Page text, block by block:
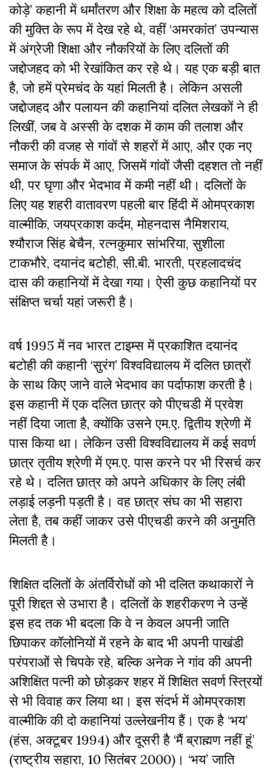
कोड़े’ कहानी में धर्मांतरण और शिक्षा के महत्व को दलितों
की मुक्ति के रूप में देख रहे थे, वहीं ‘अमरकांत’ उपन्यास
में अंग्रेजी शिक्षा और नौकरियों के लिए दलितों की
जद्दोजहद को भी रेखांकित कर रहे थे। यह एक बड़ी बात
है, जो हमें प्रेमचंद के यहां मिलती है। लेकिन असली
जद्दोजहद और पलायन की कहानियां दलित लेखकों ने ही
लिखीं, जब वे अस्सी के दशक में काम की तलाश और
नौकरी की वजह से गांवों से शहरों में आए, और एक नए
समाज के संपर्क में आए, जिसमें गांवों जैसी दहशत तो नहीं
थी, पर घृणा और भेदभाव में कमी नहीं थी। दलितों के
लिए यह शहरी वातावरण पहली बार हिंदी में ओमप्रकाश
वाल्मीकि, जयप्रकाश कर्दम, मोहनदास नैमिशराय,
श्यौराज सिंह बेचैन, रत्नकुमार सांभरिया, सुशीला
टाकभौरे, दयानंद बटोही, सी.बी. भारती, प्रहलादचंद
दास की कहानियों में देखा गया। ऐसी कुछ कहानियों पर
संक्षिप्त चर्चा यहां जरूरी है ।
वर्ष 1995 में नव भारत टाइम्स में प्रकाशित दयानंद
बटोही की कहानी ‘सुरंग’ विश्वविद्यालय में दलित छात्रों
के साथ किए जाने वाले भेदभाव का पर्दाफाश करती है ।
इस कहानी में एक दलित छात्र को पीएचडी में प्रवेश
नहीं दिया जाता है, क्योंकि उसने एम.ए. द्वितीय श्रेणी में
पास किया था। लेकिन उसी विश्वविद्यालय में कई सवर्ण
छात्र तृतीय श्रेणी में एम.ए. पास करने पर भीरिसर्च कर
रहे थे । दलित छात्र को अपने अधिकार के लिए लंबी
लड़ाई लड़नी पड़ती है। वह छात्र संघ का भी सहारा
लेता है, तब कहीं जाकर उसे पीएचडी करने की अनुमति
मिलती है।
शिक्षित दलितों के अंतर्विरोधों को भी दलित कथाकारों ने
पूरी शिद्दत से उभारा है। दलितों के शहरीकरण ने उन्हें
इस हद तक भी बदला कि वे न केवल अपनी जाति
छिपाकर कॉलोनियों में रहने के बाद भी अपनी पाखंडी
परंपराओं से चिपके रहे, बल्कि अनेक ने गांव की अपनी
अशिक्षित पत्नी को छोड़कर शहर में शिक्षित सवर्ण स्त्रियों
से भी विवाह कर लिया था। इस संदर्भ में ओमप्रकाश
वाल्मीकि की दो कहानियां उल्लेखनीय हैं। एक है ‘भय’
(हंस, अक्टूबर 1994) और दूसरी है ‘मैं ब्राह्मण नहीं हूं’
(राष्ट्रीय सहारा, 10 सितंबर 2000)। ‘भय’ जाति